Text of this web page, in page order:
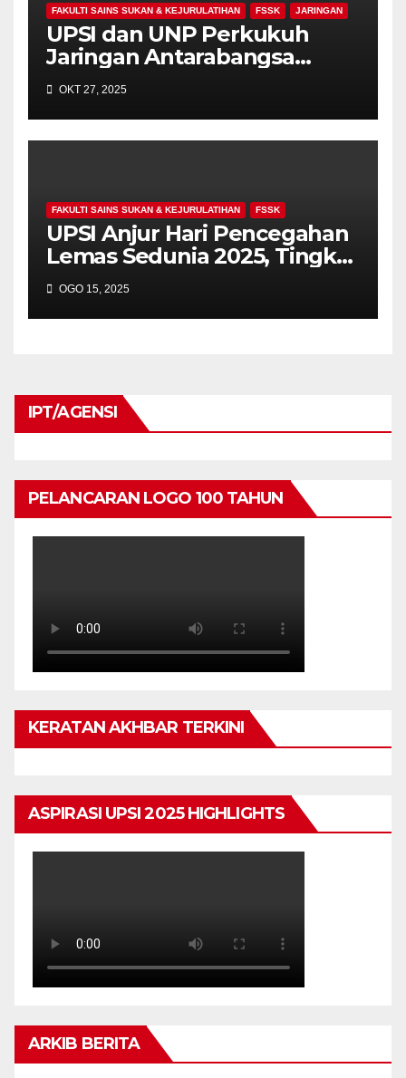
FAKULTI SAINS SUKAN & KEJURULATIHAN FSSK JARINGAN
UPSI dan UNP Perkukuh
Jaringan Antarabangsa
Melalui ASEAN Sports
Connection 2025
OKT 27, 2025
FAKULTI SAINS SUKAN & KEJURULATIHAN FSSK
UPSI Anjur Hari Pencegahan
Lemas Sedunia 2025, Tingkat
Kesedaran Keselamatan Air
Melalui Latihan, Pameran
Interaktif
OGO 15, 2025
IPT/AGENSI
PELANCARAN LOGO 100 TAHUN
KERATAN AKHBAR TERKINI
ASPIRASI UPSI 2025 HIGHLIGHTS
ARKIB BERITA